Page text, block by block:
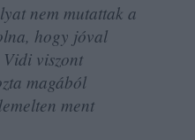
nem mutattak a
hogy jóval
viszont
magából
ment